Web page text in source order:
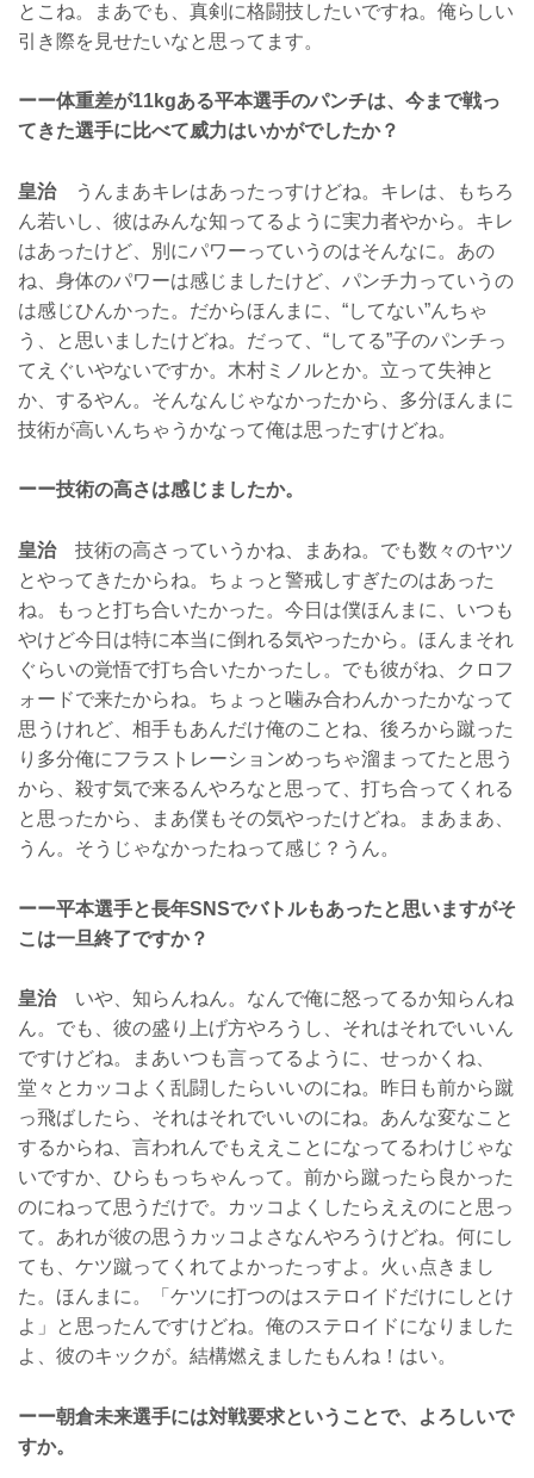
とこね。まあでも、真剣に格闘技したいですね。俺らしい
引き際を見せたいなと思ってます。
ーー体重差が11kgある平本選手のパンチは、今まで戦っ
てきた選手に比べて威力はいかがでしたか？
皇治うんまあキレはあったっすけどね。キレは、もちろ
ん若いし、彼はみんな知ってるように実力者やから。キレ
はあったけど、別にパワーっていうのはそんなに。あの
ね、身体のパワーは感じましたけど、パンチ力っていうの
は感じひんかった。だからほんまに、“してない”んちゃ
う、と思いましたけどね。だって、“してる”子のパンチっ
てえぐいやないですか。木村ミノルとか。立って失神と
か、するやん。そんなんじゃなかったから、多分ほんまに
技術が高いんちゃうかなって俺は思ったすけどね。
ーー技術の高さは感じましたか。
皇治技術の高さっていうかね、まあね。でも数々のヤツ
とやってきたからね。ちょっと警戒しすぎたのはあった
ね。もっと打ち合いたかった。今日は僕ほんまに、いつも
やけど今日は特に本当に倒れる気やったから。ほんまそれ
ぐらいの覚悟で打ち合いたかったし。でも彼がね、クロフ
ォードで来たからね。ちょっと噛み合わんかったかなって
思うけれど、相手もあんだけ俺のことね、後ろから蹴った
り多分俺にフラストレーションめっちゃ溜まってたと思う
から、殺す気で来るんやろなと思って、打ち合ってくれる
と思ったから、まあ僕もその気やったけどね。まあまあ、
うん。そうじゃなかったねって感じ？うん。
ーー平本選手と長年SNSでバトルもあったと思いますがそ
こは一旦終了ですか？
皇治いや、知らんねん。なんで俺に怒ってるか知らんね
ん。でも、彼の盛り上げ方やろうし、それはそれでいいん
ですけどね。まあいつも言ってるように、せっかくね、
堂々とカッコよく乱闘したらいいのにね。昨日も前から蹴
っ飛ばしたら、それはそれでいいのにね。あんな変なこと
するからね、言われんでもええことになってるわけじゃな
いですか、ひらもっちゃんって。前から蹴ったら良かった
のにねって思うだけで。カッコよくしたらええのにと思っ
て。あれが彼の思うカッコよさなんやろうけどね。何にし
ても、ケツ蹴ってくれてよかったっすよ。火ぃ点きまし
た。ほんまに。「ケツに打つのはステロイドだけにしとけ
よ」と思ったんですけどね。俺のステロイドになりました
よ、彼のキックが。結構燃えましたもんね！はい。
ーー朝倉未来選手には対戦要求ということで、よろしいで
すか。